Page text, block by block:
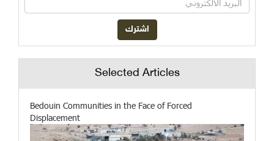
Selected Articles
Bedouin Communities in the Face of Forced
Displacement